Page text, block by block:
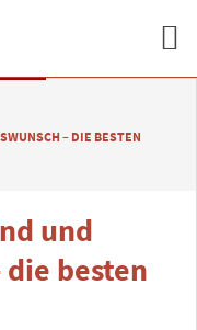
– DIE BESTEN
und
besten